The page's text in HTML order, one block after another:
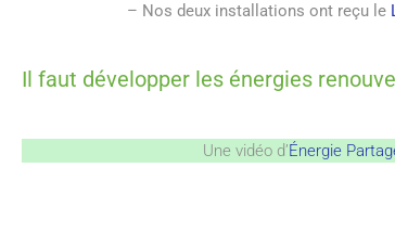
– Nos deux installations ont reçu le
Il faut développer les énergies
Une vidéo d’Énergie